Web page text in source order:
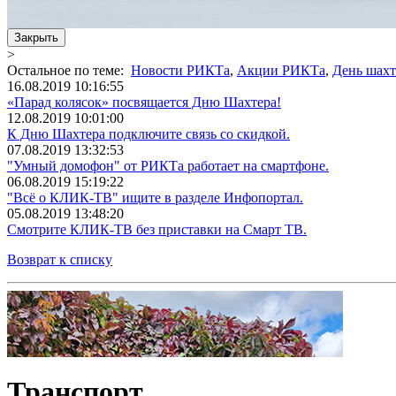
Закрыть
>
Остальное по теме: Новости РИКТа, Акции РИКТа, День
16.08.2019 10:16:55
«Парад колясок» посвящается Дню Шахтера!
12.08.2019 10:01:00
К Дню Шахтера подключите связь со скидкой.
07.08.2019 13:32:53
"Умный домофон" от РИКТа работает на смартфоне.
06.08.2019 15:19:22
"Всё о КЛИК-ТВ" ищите в разделе Инфопортал.
05.08.2019 13:48:20
Смотрите КЛИК-ТВ без приставки на Смарт ТВ.
Возврат к списку